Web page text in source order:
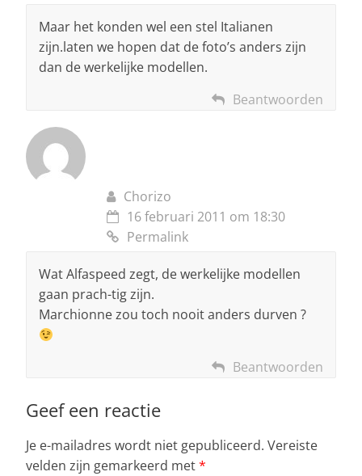
Maar het konden wel een stel Italianen
zijn.laten we hopen dat de foto’s anders zijn
dan de werkelijke modellen.
Beantwoorden
Chorizo
16 februari 2011 om 18:30
Permalink
Wat Alfaspeed zegt, de werkelijke modellen
gaan prach-tig zijn.
Marchionne zou toch nooit anders durven ?
Beantwoorden
Geef een reactie
Je e-mailadres wordt niet gepubliceerd. Vereiste
velden zijn gemarkeerd met*